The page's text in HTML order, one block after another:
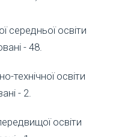
середньої освіти
- 48.
технічної освіти
- 2.
освіти